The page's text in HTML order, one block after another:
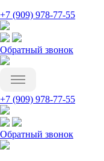
+7 (909) 978-77-55
Обратный звонок
+7 (909) 978-77-55
Обратный звонок